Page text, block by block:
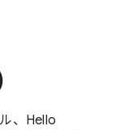
、Hello